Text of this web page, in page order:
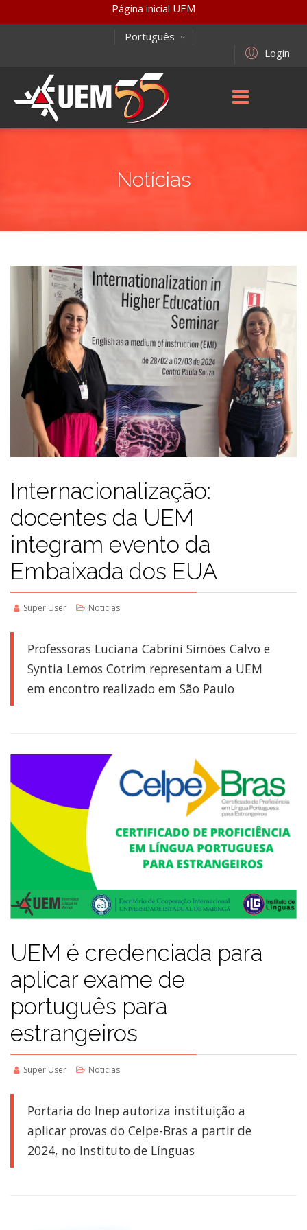
Página inicial UEM
Português
Login
Notícias
Internacionalização:
docentes da UEM
integram evento da
Embaixada dos EUA
Super User Noticias
Professoras Luciana Cabrini Simões Calvo e
Syntia Lemos Cotrim representam a UEM
em encontro realizado em São Paulo
UEM é credenciada para
aplicar exame de
português para
estrangeiros
Super User Noticias
Portaria do Inep autoriza instituição a
aplicar provas do Celpe-Bras a partir de
2024, no Instituto de Línguas